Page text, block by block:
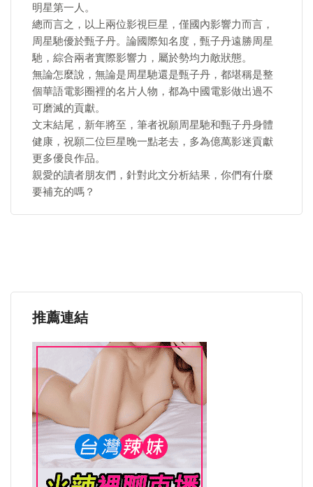
明星第一人。
總而言之，以上兩位影視巨星，僅國內影響力而言，
周星馳優於甄子丹。論國際知名度，甄子丹遠勝周星
馳，綜合兩者實際影響力，屬於勢均力敵狀態。
無論怎麼說，無論是周星馳還是甄子丹，都堪稱是整
個華語電影圈裡的名片人物，都為中國電影做出過不
可磨滅的貢獻。
文末結尾，新年將至，筆者祝願周星馳和甄子丹身體
健康，祝願二位巨星晚一點老去，多為億萬影迷貢獻
更多優良作品。
親愛的讀者朋友們，針對此文分析結果，你們有什麼
要補充的嗎？
推薦連結